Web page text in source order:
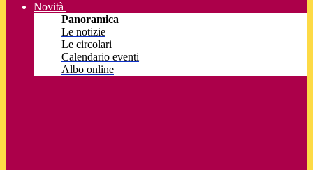
Novità
Panoramica
Le notizie
Le circolari
Calendario eventi
Albo online